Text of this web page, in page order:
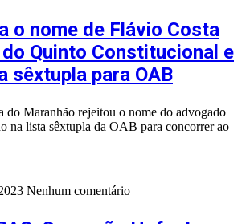
o nome de Flávio Costa
Quinto Constitucional e
sêxtupla para OAB
do Maranhão rejeitou o nome do advogado
na lista sêxtupla da OAB para concorrer ao
Nenhum comentário